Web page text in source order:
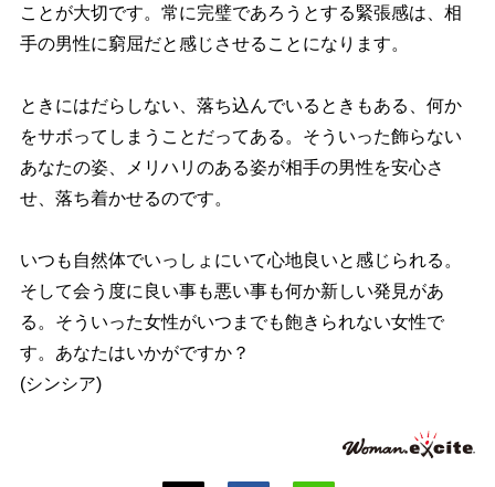
ことが大切です。常に完璧であろうとする緊張感は、相
手の男性に窮屈だと感じさせることになります。
ときにはだらしない、落ち込んでいるときもある、何か
をサボってしまうことだってある。そういった飾らない
あなたの姿、メリハリのある姿が相手の男性を安心さ
せ、落ち着かせるのです。
いつも自然体でいっしょにいて心地良いと感じられる。
そして会う度に良い事も悪い事も何か新しい発見があ
る。そういった女性がいつまでも飽きられない女性で
す。あなたはいかがですか？
(シンシア)